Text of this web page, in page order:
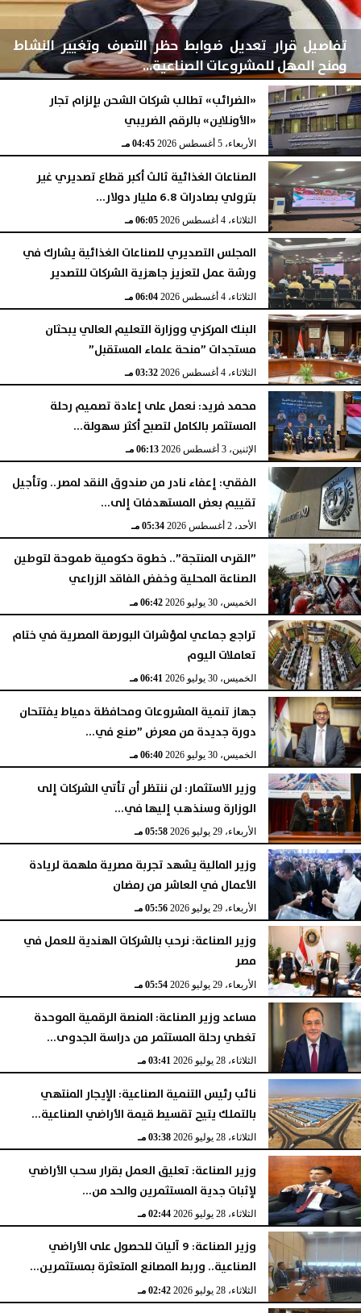
تفاصيل قرار تعديل ضوابط حظر التصرف وتغيير النشاط
ومنح المهل للمشروعات الصناعية...
الأربعاء، 5 أغسطس 2026 04:46 مـ
«الضرائب» تطالب شركات الشحن بإلزام تجار
«الأونلاين» بالرقم الضريبي
الأربعاء، 5 أغسطس 2026 04:45 مـ
الصناعات الغذائية ثالث أكبر قطاع تصديري غير
بترولي بصادرات 6.8 مليار دولار...
الثلاثاء، 4 أغسطس 2026 06:05 مـ
المجلس التصديري للصناعات الغذائية يشارك في
ورشة عمل لتعزيز جاهزية الشركات للتصدير
الثلاثاء، 4 أغسطس 2026 06:04 مـ
البنك المركزي ووزارة التعليم العالي يبحثان
مستجدات ”منحة علماء المستقبل”
الثلاثاء، 4 أغسطس 2026 03:32 مـ
محمد فريد: نعمل على إعادة تصميم رحلة
المستثمر بالكامل لتصبح أكثر سهولة...
الإثنين، 3 أغسطس 2026 06:13 مـ
الفقي: إعفاء نادر من صندوق النقد لمصر.. وتأجيل
تقييم بعض المستهدفات إلى...
الأحد، 2 أغسطس 2026 05:34 مـ
”القرى المنتجة”.. خطوة حكومية طموحة لتوطين
الصناعة المحلية وخفض الفاقد الزراعي
الخميس، 30 يوليو 2026 06:42 مـ
تراجع جماعي لمؤشرات البورصة المصرية في ختام
تعاملات اليوم
الخميس، 30 يوليو 2026 06:41 مـ
جهاز تنمية المشروعات ومحافظة دمياط يفتتحان
دورة جديدة من معرض ”صنع في...
الخميس، 30 يوليو 2026 06:40 مـ
وزير الاستثمار: لن ننتظر أن تأتي الشركات إلى
الوزارة وسنذهب إليها في...
الأربعاء، 29 يوليو 2026 05:58 مـ
وزير المالية يشهد تجربة مصرية ملهمة لريادة
الأعمال في العاشر من رمضان
الأربعاء، 29 يوليو 2026 05:56 مـ
وزير الصناعة: نرحب بالشركات الهندية للعمل في
مصر
الأربعاء، 29 يوليو 2026 05:54 مـ
مساعد وزير الصناعة: المنصة الرقمية الموحدة
تغطي رحلة المستثمر من دراسة الجدوى...
الثلاثاء، 28 يوليو 2026 03:41 مـ
نائب رئيس التنمية الصناعية: الإيجار المنتهي
بالتملك يتيح تقسيط قيمة الأراضي الصناعية...
الثلاثاء، 28 يوليو 2026 03:38 مـ
وزير الصناعة: تعليق العمل بقرار سحب الأراضي
لإثبات جدية المستثمرين والحد من...
الثلاثاء، 28 يوليو 2026 02:44 مـ
وزير الصناعة: 9 آليات للحصول على الأراضي
الصناعية.. وربط المصانع المتعثرة بمستثمرين...
الثلاثاء، 28 يوليو 2026 02:42 مـ